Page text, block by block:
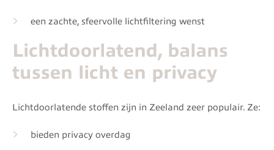
een zachte, sfeervolle lichtfiltering wenst
Lichtdoorlatend, balans
tussen licht en privacy
Lichtdoorlatende stoffen zijn in Zeeland zeer populair. Ze:
bieden privacy overdag